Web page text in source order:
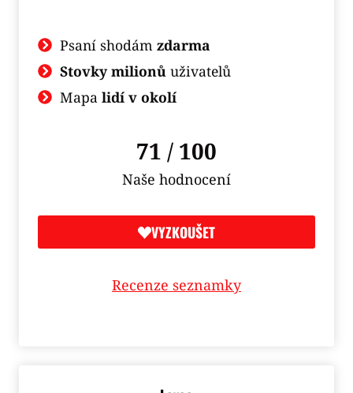
Psaní shodám zdarma
Stovky milionůuživatelů
Mapa lidí v okolí
71 / 100
Naše hodnocení
VYZKOUŠET
Recenze seznamky